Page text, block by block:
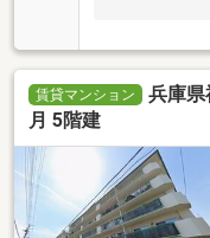
賃貸マンション
兵庫県
月 5階建